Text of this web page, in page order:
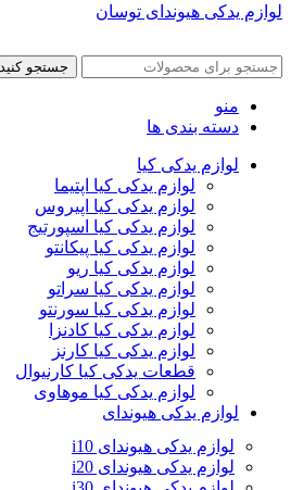
لوازم یدکی هیوندای توسان
جستجو کنید
منو
دسته بندی ها
لوازم یدکی کیا
لوازم یدکی کیا اپتیما
لوازم یدکی کیا اپیروس
لوازم یدکی کیا اسپورتیج
لوازم یدکی کیا پیکانتو
لوازم یدکی کیا ریو
لوازم یدکی کیا سراتو
لوازم یدکی کیا سورنتو
لوازم یدکی کیا کادنزا
لوازم یدکی کیا کارنز
قطعات یدکی کیا کارنیوال
لوازم یدکی کیا موهاوی
لوازم یدکی هیوندای
لوازم یدکی هیوندای i10
لوازم یدکی هیوندای i20